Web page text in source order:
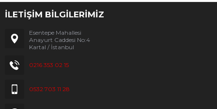
İLETİŞİM BİLGİLERİMİZ
Esentepe Mahallesi
Anayurt Caddesi No:4
Kartal / İstanbul
0216 353 02 15
0532 703 11 28